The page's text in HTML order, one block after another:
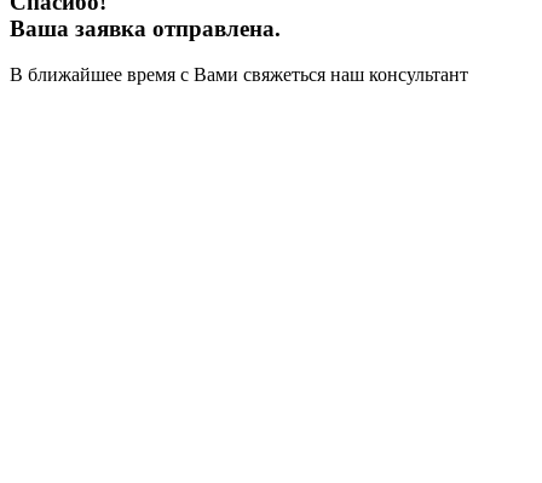
Ваша заявка отправлена.
В ближайшее время с Вами свяжеться наш консультант